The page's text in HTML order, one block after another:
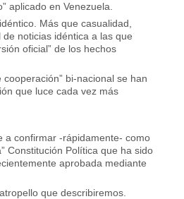
aplicado en Venezuela.
Más que casualidad,
noticias idéntica a las que
oficial” de los hechos
bi-nacional se han
que luce cada vez más
a confirmar -rápidamente- como
Constitución Política que ha sido
aprobada mediante
que describiremos.